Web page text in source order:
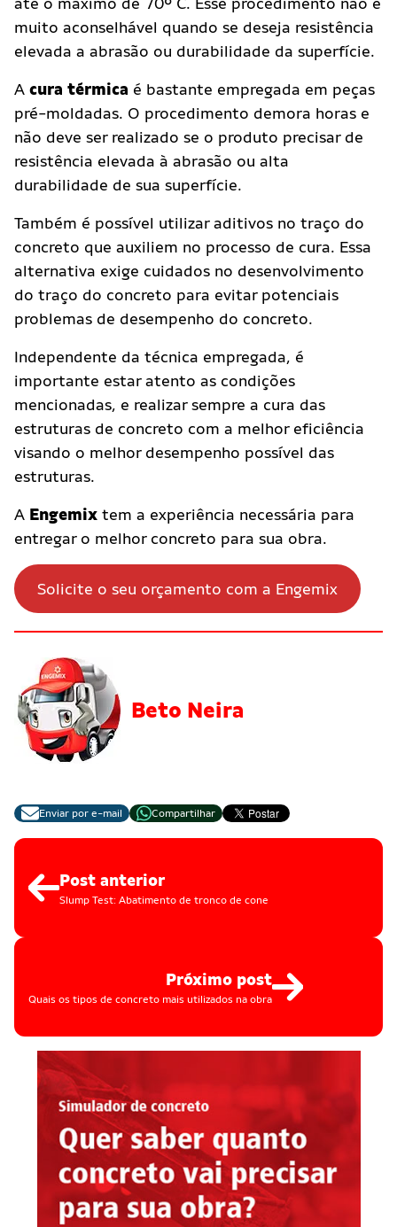
muito aconselhável quando se deseja resistência
elevada a abrasão ou durabilidade da superfície.
A cura térmica é bastante empregada em peças
pré-moldadas. O procedimento demora horas e
não deve ser realizado se o produto precisar de
resistência elevada à abrasão ou alta
durabilidade de sua superfície.
Também é possível utilizar aditivos no traço do
concreto que auxiliem no processo de cura. Essa
alternativa exige cuidados no desenvolvimento
do traço do concreto para evitar potenciais
problemas de desempenho do concreto.
Independente da técnica empregada, é
importante estar atento as condições
mencionadas, e realizar sempre a cura das
estruturas de concreto com a melhor eficiência
visando o melhor desempenho possível das
estruturas.
A Engemix tem a experiência necessária para
entregar o melhor concreto para sua obra.
Solicite o seu orçamento com a Engemix
Beto Neira
Enviar por e-mail Compartilhar
Post anterior
Slump Test: Abatimento de tronco de cone
Próximo post
Quais os tipos de concreto mais utilizados na obra